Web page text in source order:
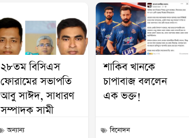
২৮তম বিসিএস
ফোরামের সভাপতি
আবু সাঈদ, সাধারণ
সম্পাদক সামী
অন্যান্য
শাকিব খানকে
চাপাবাজ বললেন
এক ভক্ত!
বিনোদন